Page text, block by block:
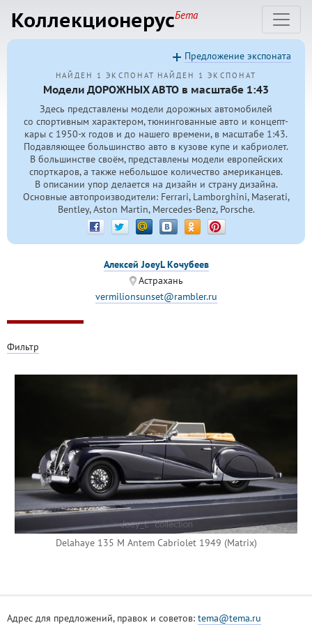
КоллекционерусБета
НАЙДЕН 1 ЭКСПОНАТ НАЙДЕН 1 ЭКСПОНАТ
Модели ДОРОЖНЫХ АВТО в масштабе 1:43
Здесь представлены модели дорожных автомобилей
со спортивным характером, тюнингованные авто и концепт-
кары с 1950-х годов и до нашего времени, в масштабе 1:43.
Подавляющее большинство авто в кузове купе и кабриолет.
В большинстве своём, представлены модели европейских
спорткаров, а также небольшое количество американцев.
В описании упор делается на дизайн и страну дизайна.
Основные автопроизводители: Ferrari, Lamborghini, Maserati,
Bentley, Aston Martin, Mercedes-Benz, Porsche.
Предложение экспоната
Алексей JoeyL Кочубеев
Астрахань
vermilionsunset@rambler.ru
Delahaye 135 M Antem Cabriolet 1949 (Matrix)
Фильтр
Адрес для предложений, правок и советов: tema@tema.ru